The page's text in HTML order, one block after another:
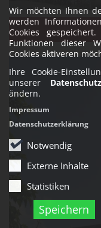
Wir möchten Ihnen
werden
Cookies
Funktionen dieser
Cookies aktiveren
Ihre Cookie-
unserer
ändern.
Notwendig
Externe Inhalte
Statistiken
Speichern
Impressum
Datenschutzerklärung